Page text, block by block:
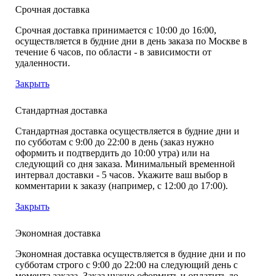
Срочная доставка
Срочная доставка принимается с 10:00 до 16:00,
осуществляется в будние дни в день заказа по Москве в
течение 6 часов, по области - в зависимости от
удаленности.
Закрыть
Стандартная доставка
Стандартная доставка осуществляется в будние дни и
по субботам с 9:00 до 22:00 в день (заказ нужно
оформить и подтвердить до 10:00 утра) или на
следующий со дня заказа. Минимальный временной
интервал доставки - 5 часов. Укажите ваш выбор в
комментарии к заказу (например, с 12:00 до 17:00).
Закрыть
Экономная доставка
Экономная доставка осуществляется в будние дни и по
субботам строго с 9:00 до 22:00 на следующий день с